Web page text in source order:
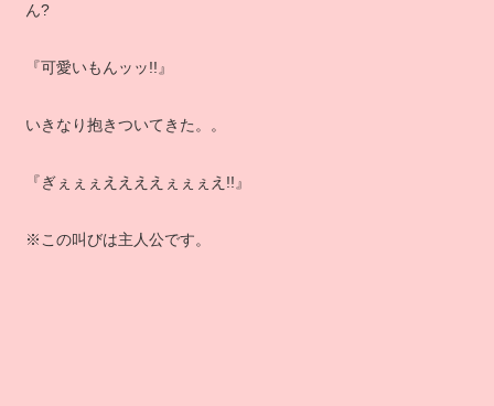
ん?
『可愛いもんッッ!!』
いきなり抱きついてきた。。
『ぎぇぇぇええええぇぇぇえ!!』
※この叫びは主人公です。